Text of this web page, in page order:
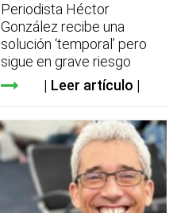
Periodista Héctor
González recibe una
solución ‘temporal’ pero
sigue en grave riesgo
Leer artículo